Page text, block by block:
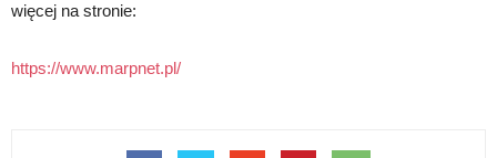
więcej na stronie:
https://www.marpnet.pl/